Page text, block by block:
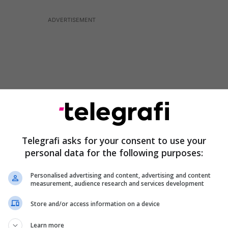
të IKMT në terren kanë shkuar dhjetëra
pas here situata tensionohet nga banorët të
paratë e fituara në emigracion.
Telegrafi asks for your consent to use your
personal data for the following purposes:
Personalised advertising and content, advertising and content
measurement, audience research and services development
Store and/or access information on a device
Learn more